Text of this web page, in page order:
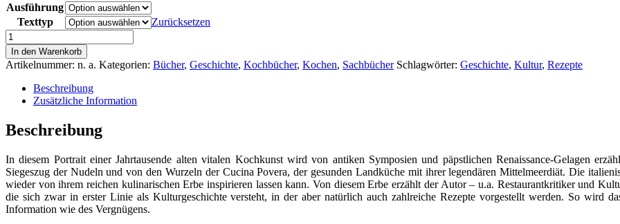
bis
61,50 €
Ausführung
Texttyp
Zurücksetzen
Peter,
Peter:
Cucina
e
cultura
Kulturgeschichte
der
italienischen
Menge
In den Warenkorb
Artikelnummer: n. a. Kategorien: Bücher, Geschichte, Kochbücher, Kochen, Sachbücher Schlagwörter: Geschichte, Kultur, Rezepte
Beschreibung
Zusätzliche Information
Beschreibung
In diesem Portrait einer Jahrtausende alten vitalen Kochkunst wird von antiken Symposien und päpstlichen Renaissance-Gelagen
Siegeszug der Nudeln und von den Wurzeln der Cucina Povera, der gesunden Landküche mit ihrer legendären Mittelmeerdiät. Die
wieder von ihrem reichen kulinarischen Erbe inspirieren lassen kann. Von diesem Erbe erzählt der Autor – u.a. Restaurantkritiker und
die sich zwar in erster Linie als Kulturgeschichte versteht, in der aber natürlich auch zahlreiche Rezepte vorgestellt werden. So wird
Information wie des Vergnügens.